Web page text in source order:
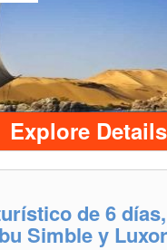
Explore Details
de 6
Simble y Luxor